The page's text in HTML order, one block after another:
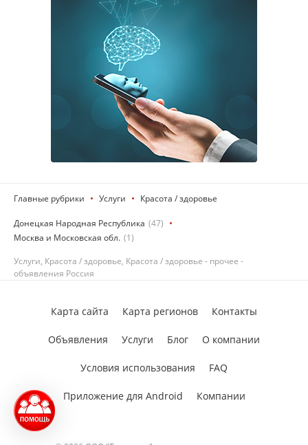
Главные рубрики Услуги Красота / здоровье
Донецкая Народная Республика (47)
Москва и Московская обл. (1)
Услуги, Красота / здоровье, Красота / здоровье - прочее -
объявления Россия
Карта сайта Карта регионов Контакты
Объявления Услуги Блог О компании
Условия использования FAQ
Приложение для Android Компании